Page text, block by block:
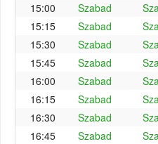
15:00
Szabad
15:15
Szabad
15:30
Szabad
15:45
Szabad
16:00
Szabad
16:15
Szabad
16:30
Szabad
16:45
Szabad